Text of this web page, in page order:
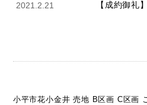
2021.2.21
【成約御礼
小平市花小金井 売地 B区画 C区画